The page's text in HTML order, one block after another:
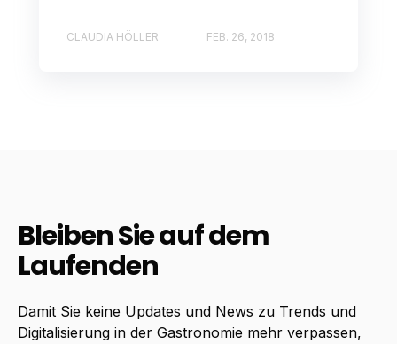
CLAUDIA HÖLLER FEB. 26, 2018
Bleiben Sie auf dem
Laufenden
Damit Sie keine Updates und News zu Trends und
Digitalisierung in der Gastronomie mehr verpassen,